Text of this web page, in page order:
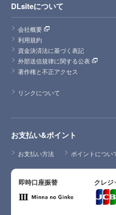
DLsiteについて
会社概要
利用規約
資金決済法に基づく表記
外部送信規律に関する公表
著作権と不正アクセス
リンクについて
お支払い&ポイント
お支払い方法 ポイントについ
即時口座振替 クレジ